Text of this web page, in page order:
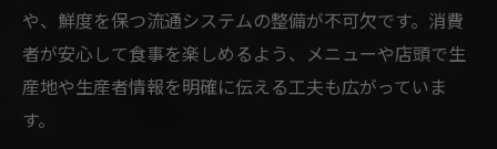
や、鮮度を保つ流通システムの整備が不可欠です。消費
者が安心して食事を楽しめるよう、メニューや店頭で生
産地や生産者情報を明確に伝える工夫も広がっていま
す。